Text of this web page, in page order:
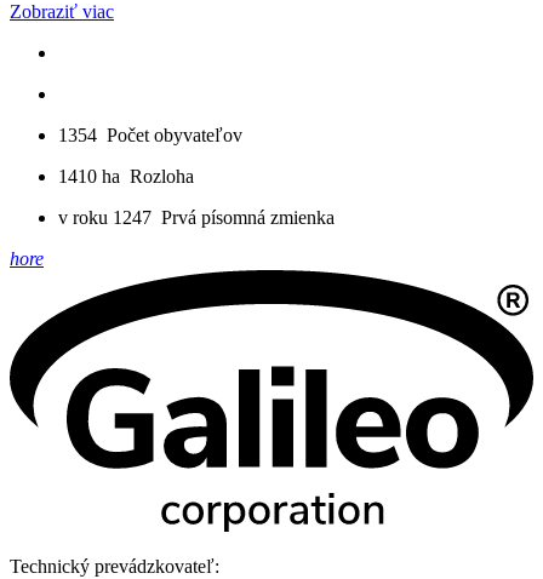
Zobraziť viac
1354 Počet obyvateľov
1410 ha Rozloha
v roku 1247 Prvá písomná zmienka
hore
Technický prevádzkovateľ: